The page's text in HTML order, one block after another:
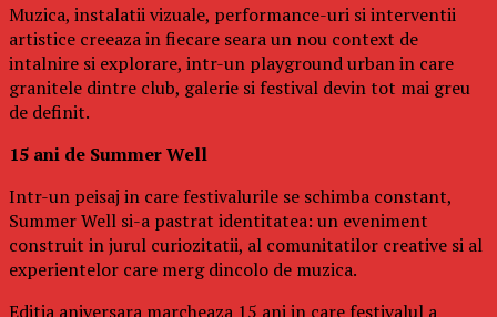
Muzica, instalatii vizuale, performance-uri si interventii
artistice creeaza in fiecare seara un nou context de
intalnire si explorare, intr-un playground urban in care
granitele dintre club, galerie si festival devin tot mai greu
de definit.
15 ani de Summer Well
Intr-un peisaj in care festivalurile se schimba constant,
Summer Well si-a pastrat identitatea: un eveniment
construit in jurul curiozitatii, al comunitatilor creative si al
experientelor care merg dincolo de muzica.
Editia aniversara marcheaza 15 ani in care festivalul a